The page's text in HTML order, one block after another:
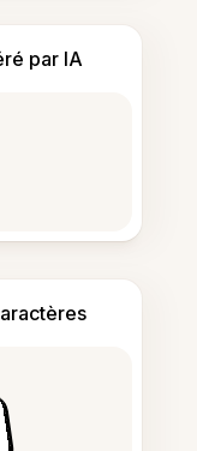
par IA